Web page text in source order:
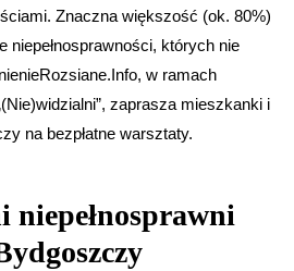
Znaczna większość (ok. 80%)
niepełnosprawności, których nie
w ramach
zaprasza mieszkanki i
na bezpłatne warsztaty.
niepełnosprawni